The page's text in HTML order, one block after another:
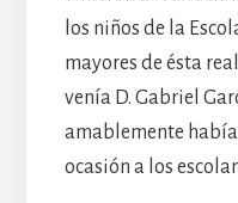
los niños de la
mayores de ésta
venía D. Gabriel
amablemente
ocasión a los